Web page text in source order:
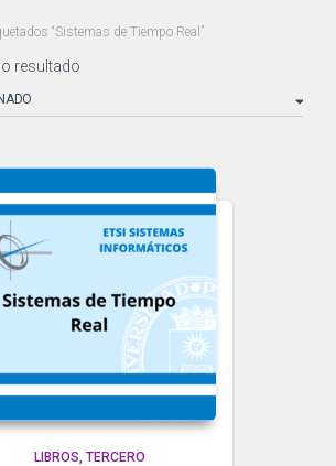
“Sistemas de Tiempo Real”
resultado
LIBROS TERCERO